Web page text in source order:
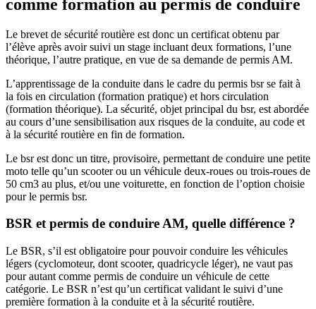
comme formation au permis de conduire
Le brevet de sécurité routière est donc un certificat obtenu par
l’élève après avoir suivi un stage incluant deux formations, l’une
théorique, l’autre pratique, en vue de sa demande de permis AM.
L’apprentissage de la conduite dans le cadre du permis bsr se fait à
la fois en circulation (formation pratique) et hors circulation
(formation théorique). La sécurité, objet principal du bsr, est abordée
au cours d’une sensibilisation aux risques de la conduite, au code et
à la sécurité routière en fin de formation.
Le bsr est donc un titre, provisoire, permettant de conduire une petite
moto telle qu’un scooter ou un véhicule deux-roues ou trois-roues de
50 cm3 au plus, et/ou une voiturette, en fonction de l’option choisie
pour le permis bsr.
BSR et permis de conduire AM, quelle différence ?
Le BSR, s’il est obligatoire pour pouvoir conduire les véhicules
légers (cyclomoteur, dont scooter, quadricycle léger), ne vaut pas
pour autant comme permis de conduire un véhicule de cette
catégorie. Le BSR n’est qu’un certificat validant le suivi d’une
première formation à la conduite et à la sécurité routière.